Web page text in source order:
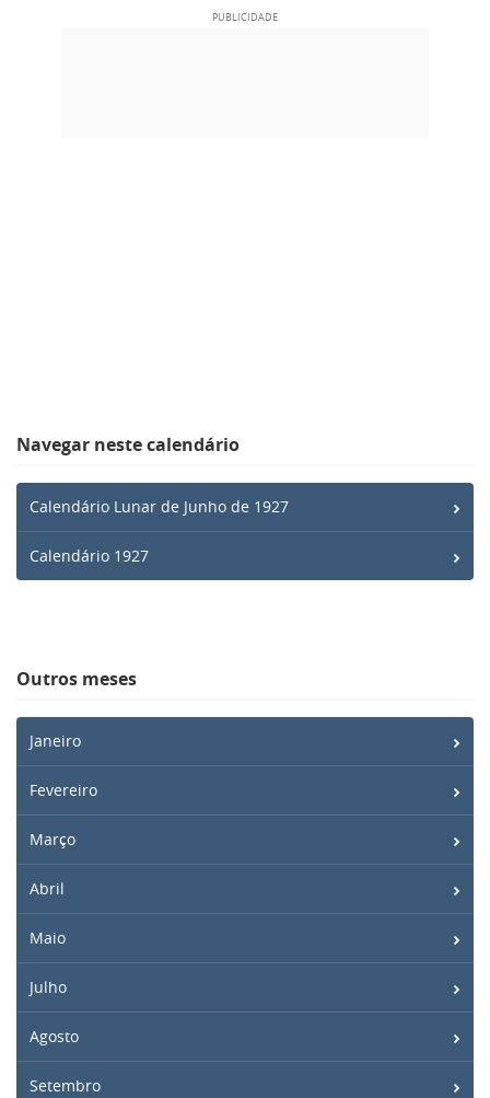
Navegar neste calendário
Calendário Lunar de Junho de 1927
Calendário 1927
Outros meses
Janeiro
Fevereiro
Março
Abril
Maio
Julho
Agosto
Setembro